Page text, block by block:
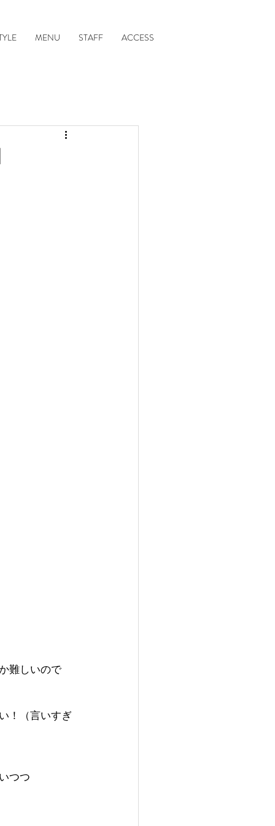
MENU STAFF ACCESS
難しいので
！（言いすぎ
つつ